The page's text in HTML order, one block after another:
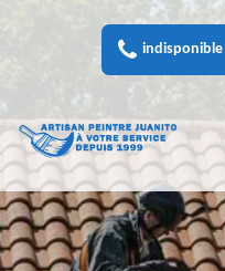
indisponible